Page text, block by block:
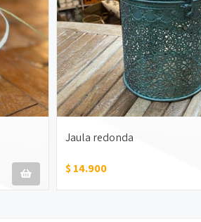
Jaula redonda
$ 14.900